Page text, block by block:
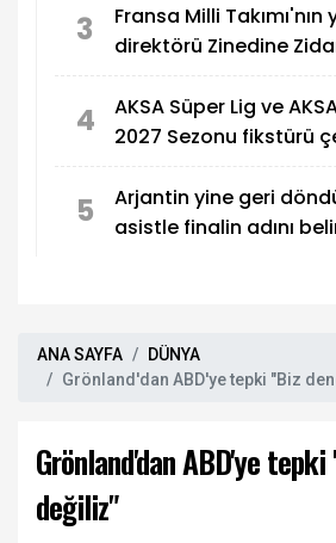
3
Fransa Milli
direktörü Zinedine
4
AKSA Süper Lig ve
2027 Sezonu fikstürü
5
Arjantin yine geri
asistle finalin adını
ANA SAYFA
DÜNYA
Grönland'dan ABD'ye tepki "Biz
Grönland'dan ABD'ye
değiliz"